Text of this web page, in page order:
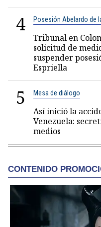
4 Posesión Abelardo de
Tribunal en
solicitud de
suspender
Espriella
5 Mesa de diálogo
Así inició la
Venezuela:
medios